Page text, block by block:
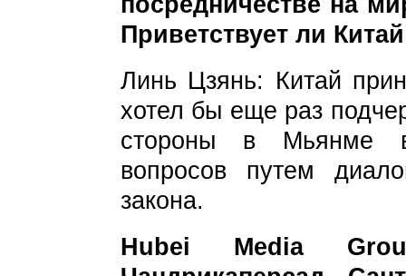
Приветствует ли
Линь Цзянь: Китай
хотел бы еще раз
стороны в Мьянме в
вопросов путем
закона.
Hubei Media